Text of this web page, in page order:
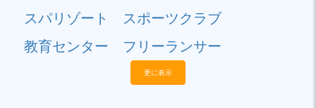
スパリゾート
スポーツクラブ
教育センター
フリーランサー
更に表示